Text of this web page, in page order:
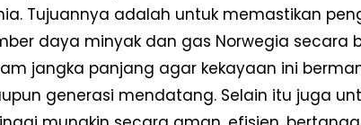
Tujuannya adalah untuk memastikan
daya minyak dan gas Norwegia secara
jangka panjang agar kekayaan ini
generasi mendatang. Selain itu juga